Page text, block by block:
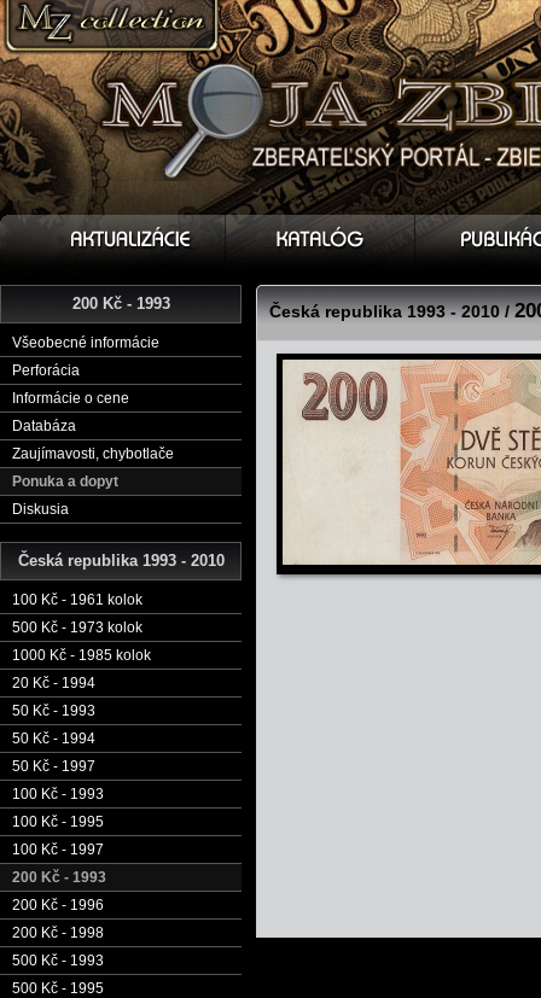
200 Kč - 1993
Všeobecné informácie
Perforácia
Informácie o cene
Databáza
Zaujímavosti, chybotlače
Ponuka a dopyt
Diskusia
Česká republika 1993 - 2010
100 Kč - 1961 kolok
500 Kč - 1973 kolok
1000 Kč - 1985 kolok
20 Kč - 1994
50 Kč - 1993
50 Kč - 1994
50 Kč - 1997
100 Kč - 1993
100 Kč - 1995
100 Kč - 1997
200 Kč - 1993
200 Kč - 1996
200 Kč - 1998
500 Kč - 1993
500 Kč - 1995
Česká republika 1993 - 2010 /